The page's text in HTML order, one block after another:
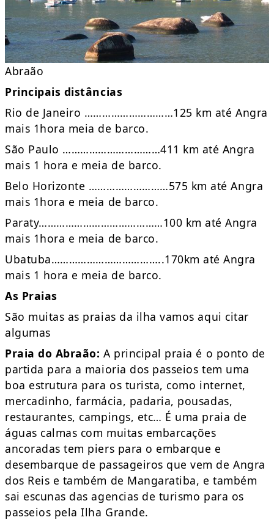
Abraão
Principais distâncias
Rio de Janeiro …………………………125 km até Angra
mais 1hora meia de barco.
São Paulo ……………………………411 km até Angra
mais 1 hora e meia de barco.
Belo Horizonte ………………………575 km até Angra
mais 1hora e meia de barco.
Paraty……………………………………100 km até Angra
mais 1hora e meia de barco.
Ubatuba………………………………..170km até Angra
mais 1 hora e meia de barco.
As Praias
São muitas as praias da ilha vamos aqui citar
algumas
Praia do Abraão: A principal praia é o ponto de
partida para a maioria dos passeios tem uma
boa estrutura para os turista, como internet,
mercadinho, farmácia, padaria, pousadas,
restaurantes, campings, etc… É uma praia de
águas calmas com muitas embarcações
ancoradas tem piers para o embarque e
desembarque de passageiros que vem de Angra
dos Reis e também de Mangaratiba, e também
sai escunas das agencias de turismo para os
passeios pela Ilha Grande.